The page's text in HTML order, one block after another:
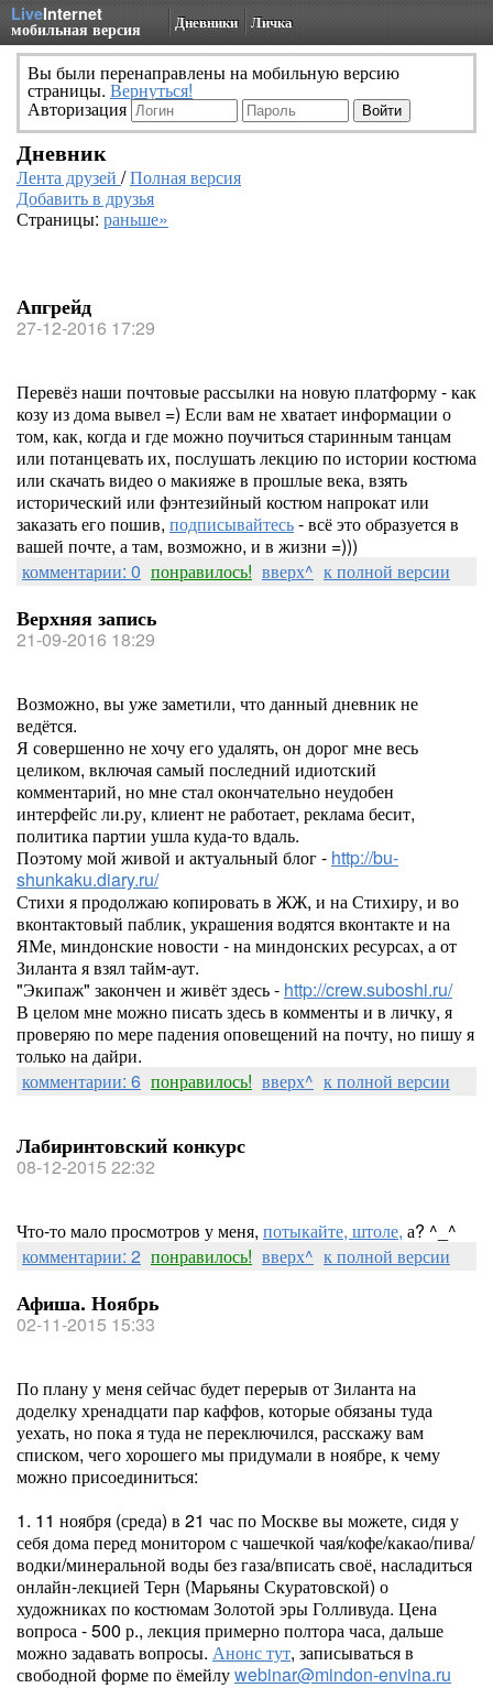
LiveInternet
мобильная версия Дневники Личка
Вы были перенаправлены на мобильную версию
страницы. Вернуться!
Авторизация
Дневник
Лента друзей /Полная версия
Добавить в друзья
Страницы: раньше»
Апгрейд
27-12-2016 17:29
Перевёз наши почтовые рассылки на новую платформу - как
козу из дома вывел =) Если вам не хватает информации о
том, как, когда и где можно поучиться старинным танцам
или потанцевать их, послушать лекцию по истории костюма
или скачать видео о макияже в прошлые века, взять
исторический или фэнтезийный костюм напрокат или
заказать его пошив, подписывайтесь- всё это образуется в
вашей почте, а там, возможно, и в жизни =)))
комментарии: 0 понравилось! вверх^ к полной версии
Верхняя запись
21-09-2016 18:29
Возможно, вы уже заметили, что данный дневник не
ведётся.
Я совершенно не хочу его удалять, он дорог мне весь
целиком, включая самый последний идиотский
комментарий, но мне стал окончательно неудобен
интерфейс ли.ру, клиент не работает, реклама бесит,
политика партии ушла куда-то вдаль.
Поэтому мой живой и актуальный блог - http://bu-
shunkaku.diary.ru/
Стихи я продолжаю копировать в ЖЖ, и на Стихиру, и во
вконтактовый паблик, украшения водятся вконтакте и на
ЯМе, миндонские новости - на миндонских ресурсах, а от
Зиланта я взял тайм-аут.
"Экипаж" закончен и живёт здесь - http://crew.suboshi.ru/
В целом мне можно писать здесь в комменты и в личку, я
проверяю по мере падения оповещений на почту, но пишу я
только на дайри.
комментарии: 6 понравилось! вверх^ к полной версии
Лабиринтовский конкурс
08-12-2015 22:32
Что-то мало просмотров у меня, потыкайте, штоле, а? ^_^
комментарии: 2 понравилось! вверх^ к полной версии
Афиша. Ноябрь
02-11-2015 15:33
По плану у меня сейчас будет перерыв от Зиланта на
доделку хренадцати пар каффов, которые обязаны туда
уехать, но пока я туда не переключился, расскажу вам
списком, чего хорошего мы придумали в ноябре, к чему
можно присоединиться:
1. 11 ноября (среда) в 21 час по Москве вы можете, сидя у
себя дома перед монитором с чашечкой чая/кофе/какао/пива/
водки/минеральной воды без газа/вписать своё, насладиться
онлайн-лекцией Терн (Марьяны Скуратовской) о
художниках по костюмам Золотой эры Голливуда. Цена
вопроса - 500 р., лекция примерно полтора часа, дальше
можно задавать вопросы. Анонс тут, записываться в
свободной форме по ёмейлуwebinar@mindon-envina.ru